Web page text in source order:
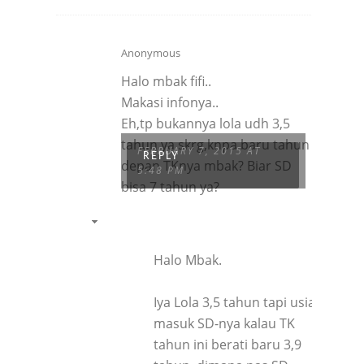
Anonymous
FEBRUARY 7, 2015 AT
5:48 PM
Halo mbak fifi..
Makasi infonya..
Eh,tp bukannya lola udh 3,5
tahun ya skrg,knpa baru tahun
depan TKnya mbak? Biar SD
bisa 7 tahun ya?
REPLY
Halo Mbak.
Iya Lola 3,5 tahun tapi usia
masuk SD-nya kalau TK
tahun ini berati baru 3,9